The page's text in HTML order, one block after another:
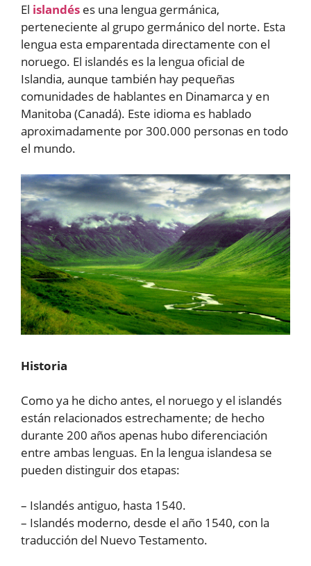
El islandés es una lengua germánica,
perteneciente al grupo germánico del norte. Esta
lengua esta emparentada directamente con el
noruego. El islandés es la lengua oficial de
Islandia, aunque también hay pequeñas
comunidades de hablantes en Dinamarca y en
Manitoba (Canadá). Este idioma es hablado
aproximadamente por 300.000 personas en todo
el mundo.
Historia
Como ya he dicho antes, el noruego y el islandés
están relacionados estrechamente; de hecho
durante 200 años apenas hubo diferenciación
entre ambas lenguas. En la lengua islandesa se
pueden distinguir dos etapas:
– Islandés antiguo, hasta 1540.
– Islandés moderno, desde el año 1540, con la
traducción del Nuevo Testamento.